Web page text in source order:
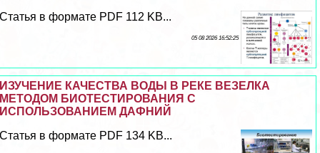
Статья в формате PDF 112 KB...
05 08 2026 16:52:25
ИЗУЧЕНИЕ КАЧЕСТВА ВОДЫ В РЕКЕ ВЕЗЕЛКА
МЕТОДОМ БИОТЕСТИРОВАНИЯ С
ИСПОЛЬЗОВАНИЕМ ДАФНИЙ
Статья в формате PDF 134 KB...